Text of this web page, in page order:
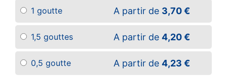
1 goutte A partir de 3,70 €
1,5 gouttes A partir de 4,20 €
0,5 goutte A partir de 4,23 €